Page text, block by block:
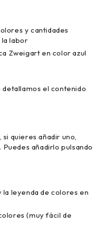
y cantidades
labor
Zweigart en color azul
detallamos el contenido
quieres añadir uno,
añadirlo pulsando
la leyenda de colores en
(muy fácil de